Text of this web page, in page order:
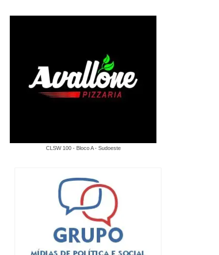
CLSW 100 - Bloco A - Sudoeste